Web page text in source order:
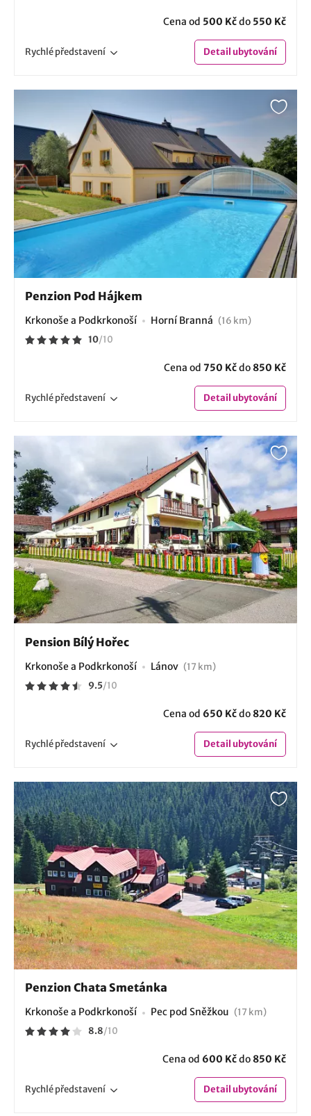
Cena od 500 Kčdo 550 Kč
Rychlépředstavení Detailubytování
Penzion Pod Hájkem
Krkonoše a Podkrkonoší Horní Branná (16 km)
10/10
Cena od 750 Kčdo 850 Kč
Rychlépředstavení Detailubytování
Pension Bílý Hořec
Krkonoše a Podkrkonoší Lánov (17 km)
9.5/10
Cena od 650 Kčdo 820 Kč
Rychlépředstavení Detailubytování
Penzion Chata Smetánka
Krkonoše a Podkrkonoší Pec pod Sněžkou (17 km)
8.8/10
Cena od 600 Kčdo 850 Kč
Rychlépředstavení Detailubytování